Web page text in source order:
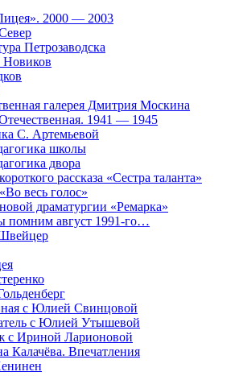
2000 — 2003
Петрозаводска
галерея Дмитрия Москина
1941 — 1945
С. Артемьевой
школы
двора
рассказа «Сестра таланта»
весь голос»
драматургии «Ремарка»
помним август 1991-го…
с Юлией Свинцовой
с Юлией Утышевой
с Ириной Ларионовой
Калачёва. Впечатления